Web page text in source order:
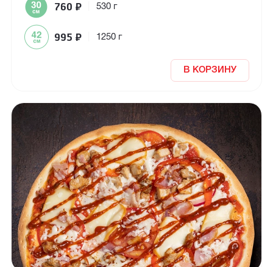
760 ₽ 530 г
995 ₽ 1250 г
В КОРЗИНУ